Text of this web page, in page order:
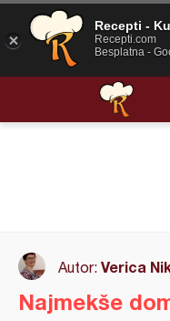
Autor: Verica
Najmekše
Recepti -
Recepti.com
Besplatna -